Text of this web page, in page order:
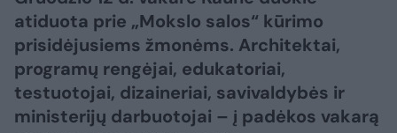
atiduota prie „Mokslo salos“ kūrimo
prisidėjusiems žmonėms. Architektai,
programų rengėjai, edukatoriai,
testuotojai, dizaineriai, savivaldybės ir
ministerijų darbuotojai – į padėkos vakarą